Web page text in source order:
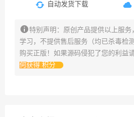
自动发货下载
特别声明：原创产品提供以上服务
学习，不提供售后服务（均已杀毒检
购买正版！如果源码侵犯了您的利益
何获得 积分